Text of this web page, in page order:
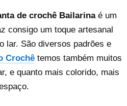
de crochê Bailarinaé um
consigo um toque artesanal
lar. São diversos padrões e
Crochê temos também muitos
e quanto mais colorido, mais